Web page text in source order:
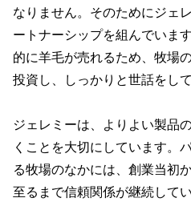
なりません。そのためにジェ
ートナーシップを組んでいま
的に羊毛が売れるため、牧場
投資し、しっかりと世話をして
ジェレミーは、よりよい製品
くことを大切にしています。
る牧場のなかには、創業当初
至るまで信頼関係が継続して